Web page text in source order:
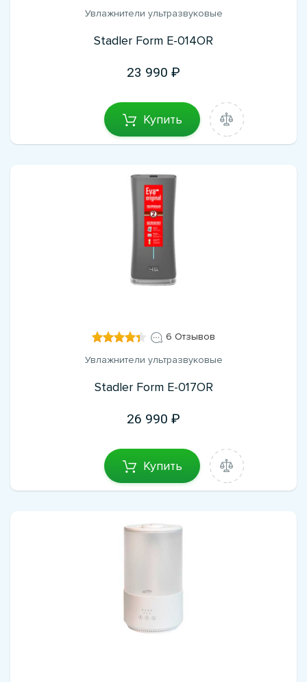
Увлажнители ультразвуковые
Stadler Form E-014OR
23 990
Купить
6 Отзывов
Увлажнители ультразвуковые
Stadler Form E-017OR
26 990
Купить